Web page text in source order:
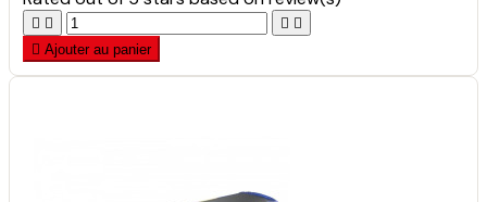
   
 Ajouter au panier